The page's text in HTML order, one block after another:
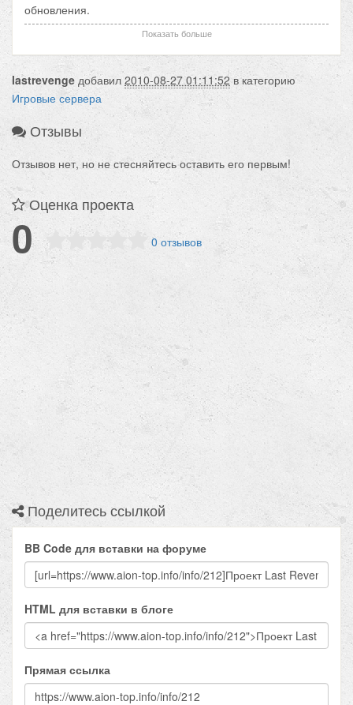
обновления.
Заходите — мы прислушиваемся к мнениям наших
Показать больше
lastrevenge добавил2010-08-27 01:11:52 в категорию
Игровые сервера
Отзывы
Отзывов нет, но не стесняйтесь оставить его первым!
Оценка проекта
0 0 отзывов
Поделитесь ссылкой
BB Code для вставки на форуме
HTML для вставки в блоге
Прямая ссылка